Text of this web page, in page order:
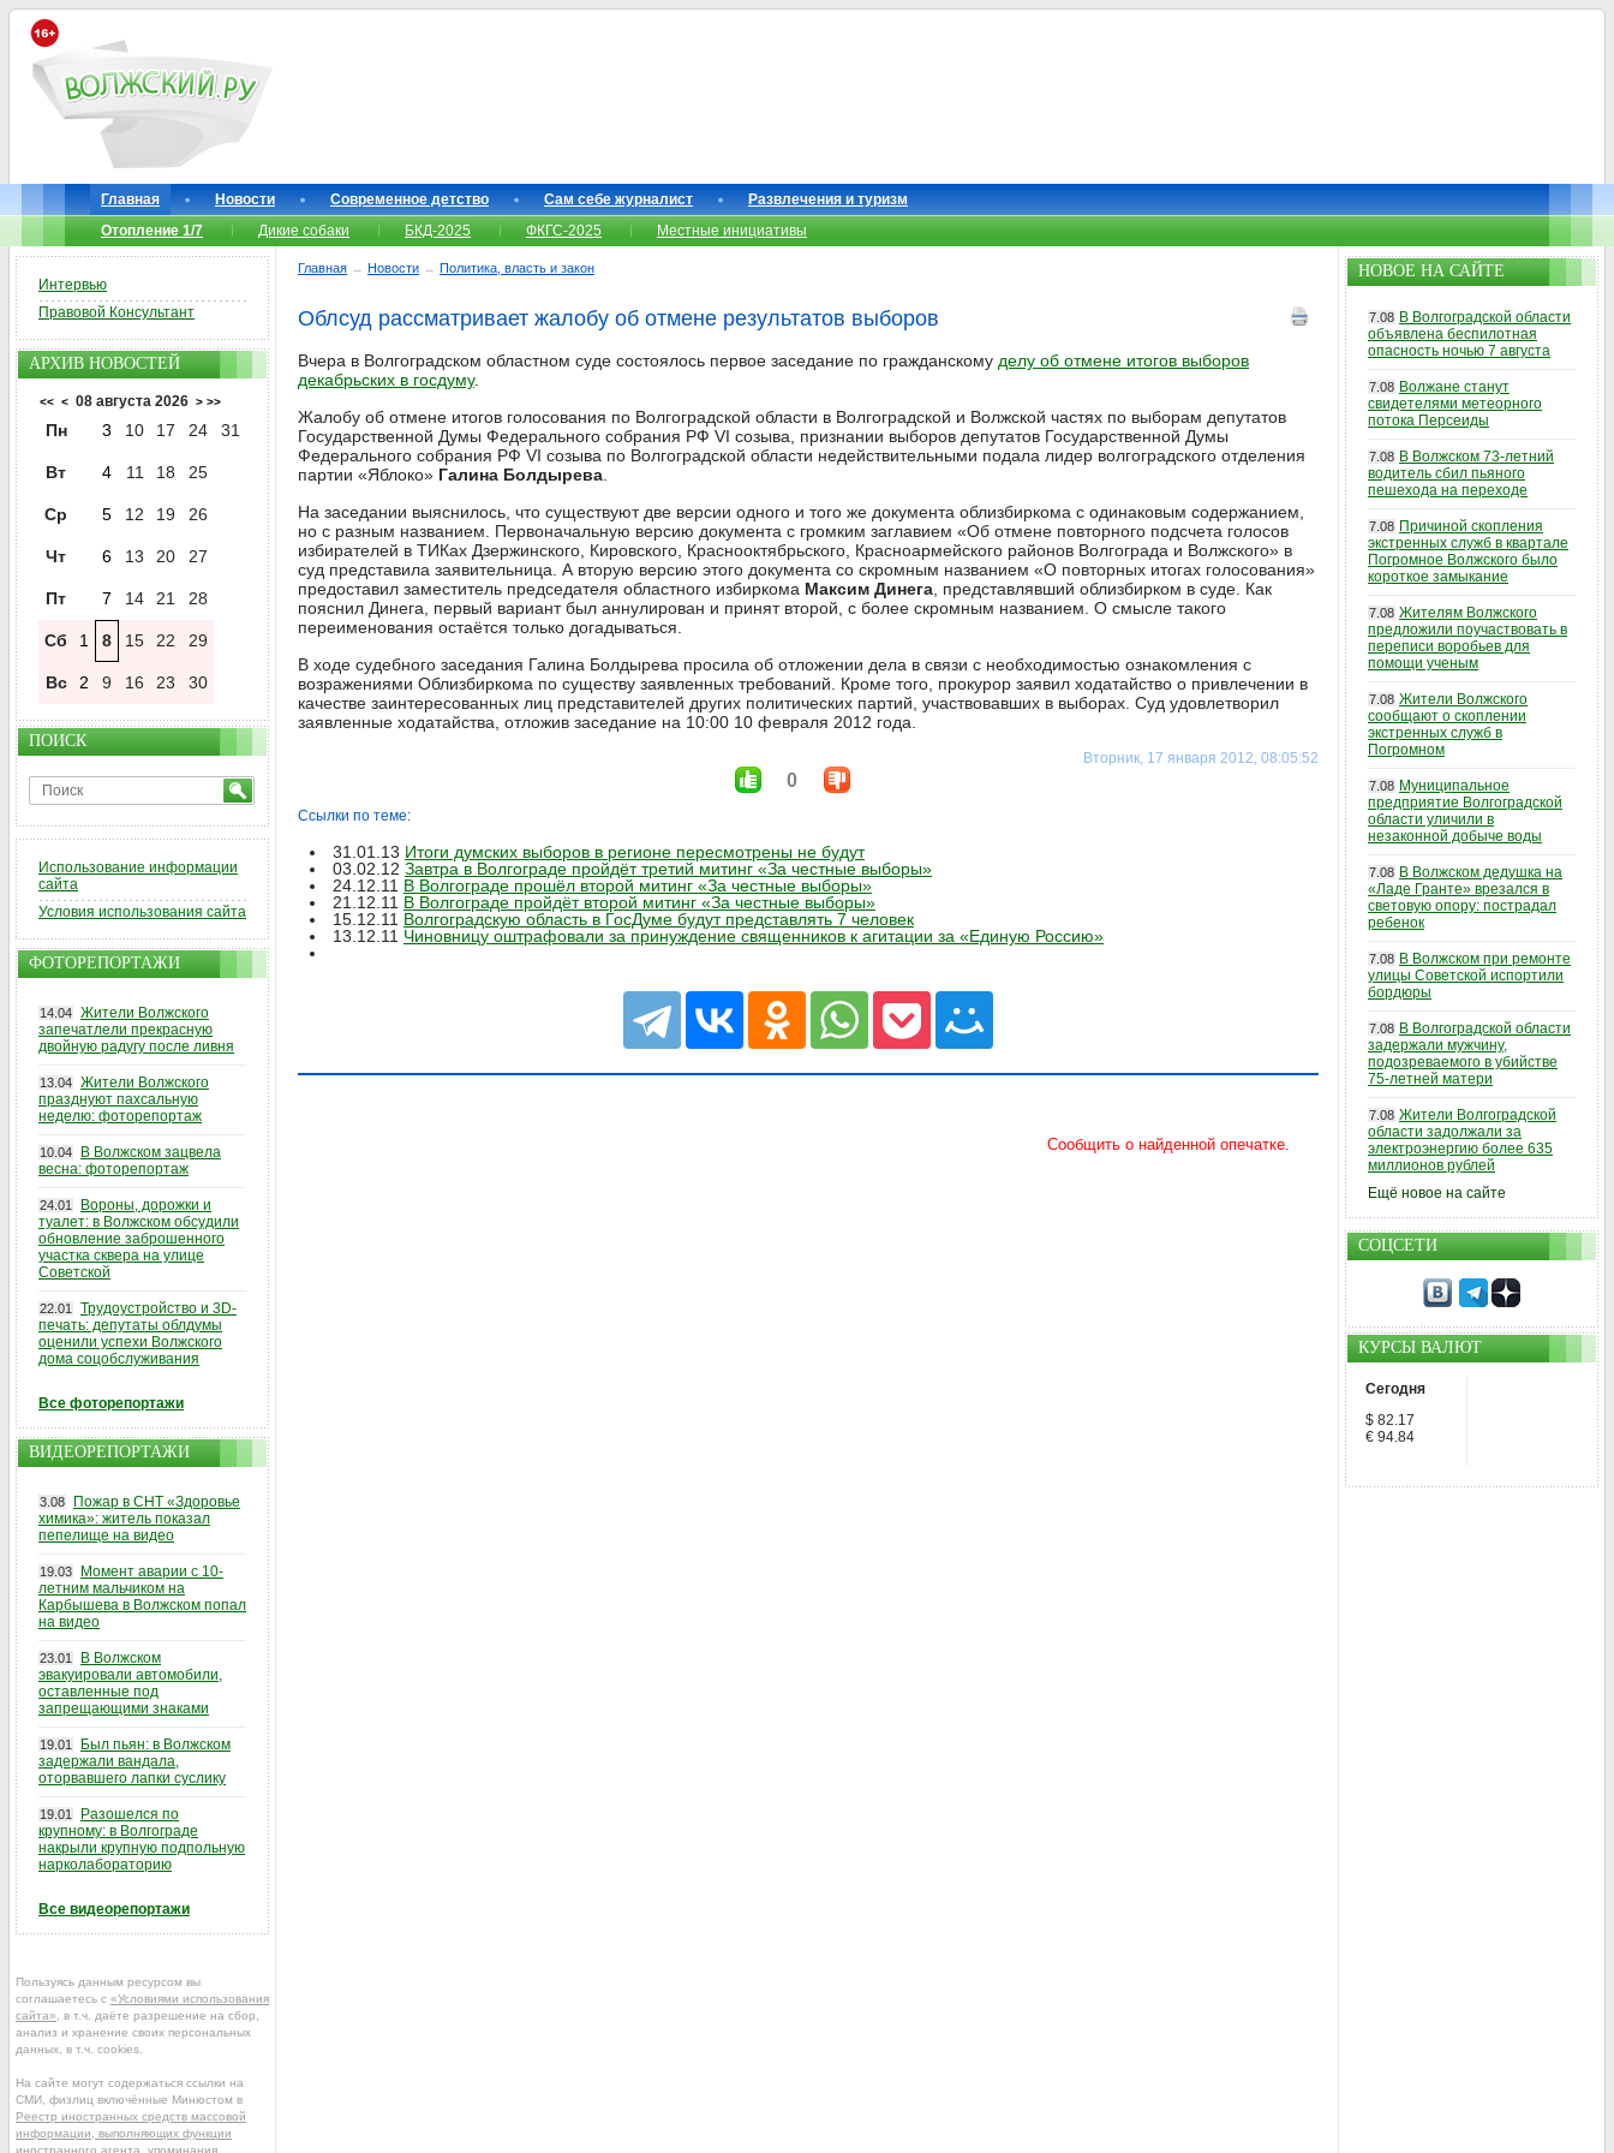
Главная Новости Современное детство Сам себе журналист
Развлечения и туризм
Отопление 1/7
Дикие собаки БКД-2025 ФКГС-2025 Местные инициативы
Главная → Новости → Политика, власть и закон
Облсуд рассматривает жалобу об отмене результатов выборов
Вчера в Волгоградском областном суде состоялось первое заседание по гражданскому делу об отмене итогов выборов
декабрьских в госдуму.
Жалобу об отмене итогов голосования по Волгоградской области в Волгоградской и Волжской частях по выборам депутатов
Государственной Думы Федерального собрания РФ VI созыва, признании выборов депутатов Государственной Думы
Федерального собрания РФ VI созыва по Волгоградской области недействительными подала лидер волгоградского отделения
партии «Яблоко» Галина Болдырева
На заседании выяснилось, что существуют две версии одного и того же документа облизбиркома с одинаковым содержанием,
но с разным названием. Первоначальную версию документа с громким заглавием «Об отмене повторного подсчета голосов
избирателей в ТИКах Дзержинского, Кировского, Краснооктябрьского, Красноармейского районов Волгограда и Волжского» в
суд представила заявительница. А вторую версию этого документа со скромным названием «О повторных итогах голосования»
предоставил заместитель председателя областного избиркома Максим Динега , представлявший облизбирком в суде. Как
пояснил Динега, первый вариант был аннулирован и принят второй, с более скромным названием. О смысле такого
переименования остаётся только догадываться.
В ходе судебного заседания Галина Болдырева просила об отложении дела в связи с необходимостью ознакомления с
возражениями Облизбиркома по существу заявленных требований. Кроме того, прокурор заявил ходатайство о привлечении в
качестве заинтересованных лиц представителей других политических партий, участвовавших в выборах. Суд удовлетворил
заявленные ходатайства, отложив заседание на 10:00 10 февраля 2012 года.
Вторник, 17 января 2012, 08:05:52
0
Ссылки по теме:
31.01.13 Итоги думских выборов в регионе пересмотрены не будут
03.02.12 Завтра в Волгограде пройдёт третий митинг «За честные выборы»
24.12.11 В Волгограде прошёл второй митинг «За честные выборы»
21.12.11 В Волгограде пройдёт второй митинг «За честные выборы»
15.12.11 Волгоградскую область в ГосДуме будут представлять 7 человек
13.12.11 Чиновницу оштрафовали за принуждение священников к агитации за «Единую Россию»
Интервью
Правовой Консультант
АРХИВ НОВОСТЕЙ
<< < 08 августа 2026 > >>
Пн 3 10 17 24 31
Вт 4 11 18 25
Ср 5 12 19 26
Чт 6 13 20 27
Пт 7 14 21 28
Сб 1 8 15 22 29
Вс 2 9 16 23 30
ПОИСК
Использование информации
сайта
Условия использования сайта
ФОТОРЕПОРТАЖИ
14.04 Жители Волжского
запечатлели прекрасную
двойную радугу после ливня
13.04 Жители Волжского
празднуют пахсальную
неделю: фоторепортаж
10.04
В Волжском зацвела
весна: фоторепортаж
24.01
Вороны, дорожки и
туалет: в Волжском обсудили
обновление заброшенного
участка сквера на улице
Советской
22.01
Трудоустройство и 3D-
печать: депутаты облдумы
оценили успехи Волжского
дома соцобслуживания
Все фоторепортажи
ВИДЕОРЕПОРТАЖИ
3.08
Пожар в СНТ «Здоровье
химика»: житель показал
пепелище на видео
19.03
Момент аварии с 10-
летним мальчиком на
Карбышева в Волжском попал
на видео
23.01
В Волжском
эвакуировали автомобили,
оставленные под
запрещающими знаками
19.01
Был пьян: в Волжском
задержали вандала,
оторвавшего лапки суслику
19.01
Разошелся по
крупному: в Волгограде
накрыли крупную подпольную
нарколабораторию
Все видеорепортажи
Пользуясь данным ресурсом вы
соглашаетесь с «Условиями использования
сайта» , в т.ч. даёте разрешение на сбор,
анализ и хранение своих персональных
данных, в т.ч. cookies.
На сайте могут содержаться ссылки на
СМИ, физлиц включённые Минюстом в
Реестр иностранных средств массовой
информации, выполняющих функции
иностранного агента , упоминания
НОВОЕ НА САЙТЕ
7.08 В Волгоградской области
объявлена беспилотная
опасность ночью 7 августа
7.08 Волжане станут
свидетелями метеорного
потока Персеиды
7.08 В Волжском 73-летний
водитель сбил пьяного
пешехода на переходе
7.08 Причиной скопления
экстренных служб в квартале
Погромное Волжского было
короткое замыкание
7.08 Жителям Волжского
предложили поучаствовать в
переписи воробьев для
помощи ученым
7.08 Жители Волжского
сообщают о скоплении
экстренных служб в
Погромном
7.08 Муниципальное
предприятие Волгоградской
области уличили в
незаконной добыче воды
7.08 В Волжском дедушка на
«Ладе Гранте» врезался в
световую опору: пострадал
ребенок
7.08 В Волжском при ремонте
улицы Советской испортили
бордюры
7.08 В Волгоградской области
задержали мужчину,
подозреваемого в убийстве
75-летней матери
7.08 Жители Волгоградской
области задолжали за
электроэнергию более 635
миллионов рублей
Ещё новое на сайте
СОЦСЕТИ
КУРСЫ ВАЛЮТ
Сегодня
$ 82.17
€ 94.84